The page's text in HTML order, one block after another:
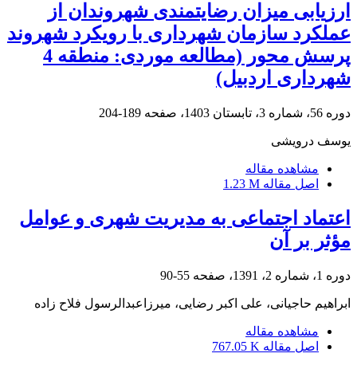
ارزیابی میزان رضایتمندی شهروندان از
عملکرد سازمان شهرداری با رویکرد شهروند
پرسش محور (مطالعه موردی: منطقه 4
شهرداری اردبیل)
دوره 56، شماره 3، تابستان 1403، صفحه 189-204
یوسف درویشی
مشاهده مقاله
اصل مقاله 1.23 M
اعتماد اجتماعی به مدیریت شهری و عوامل
مؤثر بر آن
دوره 1، شماره 2، 1391، صفحه 55-90
ابراهیم حاجیانی، علی اکبر رضایی، میرزاعبدالرسول فلاح زاده
مشاهده مقاله
اصل مقاله 767.05 K